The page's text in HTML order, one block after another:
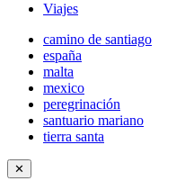
Viajes
camino de santiago
españa
malta
mexico
peregrinación
santuario mariano
tierra santa
✕